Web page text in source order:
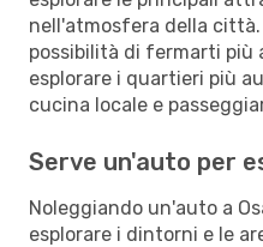
nell'atmosfera della città.
possibilità di fermarti più
esplorare i quartieri più
cucina locale e
Serve un'auto per
Noleggiando un'auto a
esplorare i dintorni e le